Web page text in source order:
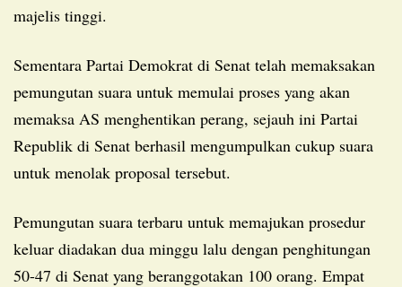
majelis tinggi.
Sementara Partai Demokrat di Senat telah memaksakan
pemungutan suara untuk memulai proses yang akan
memaksa AS menghentikan perang, sejauh ini Partai
Republik di Senat berhasil mengumpulkan cukup suara
untuk menolak proposal tersebut.
Pemungutan suara terbaru untuk memajukan prosedur
keluar diadakan dua minggu lalu dengan penghitungan
50-47 di Senat yang beranggotakan 100 orang. Empat